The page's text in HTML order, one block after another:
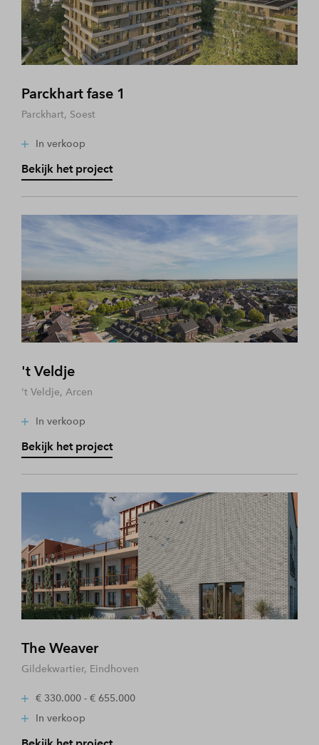
Parckhart fase 1
Parckhart, Soest
In verkoop
Bekijk het project
't Veldje
't Veldje, Arcen
In verkoop
Bekijk het project
The Weaver
Gildekwartier, Eindhoven
€ 330.000 - € 655.000
In verkoop